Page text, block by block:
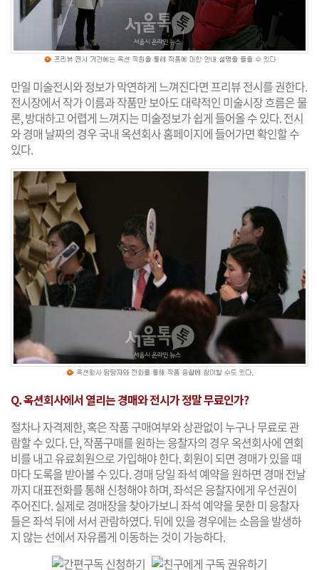
만일 미술전시와 정보가 막연하게 느껴진다면 프리뷰 전시를 권한다.
전시장에서 작가 이름과 작품만 보아도 대략적인 미술시장 흐름은 물
론, 방대하고 어렵게 느껴지는 미술정보가 쉽게 들어올 수 있다. 전시
와 경매 날짜의 경우 국내 옥션회사 홈페이지에 들어가면 확인할 수
있다.
Q. 옥션회사에서 열리는 경매와 전시가 정말 무료인가?
절차나 자격제한, 혹은 작품 구매여부와 상관없이 누구나 무료로 관
람할 수 있다. 단, 작품구매를 원하는 응찰자의 경우 옥션회사에 연회
비를 내고 유료회원으로 가입해야 한다. 회원이 되면 경매가 있을 때
마다 도록을 받아볼 수 있다. 경매 당일 좌석 예약을 원하면 경매 전날
까지 대표전화를 통해 신청해야 하며, 좌석은 응찰자에게 우선권이
주어진다. 실제로 경매장을 찾아가보니 좌석 예약을 못한 미 응찰자
들은 좌석 뒤에 서서 관람하였다. 뒤에 있을 경우에는 소음을 발생하
지 않는 선에서 자유롭게 이동하는 것이 가능하다.